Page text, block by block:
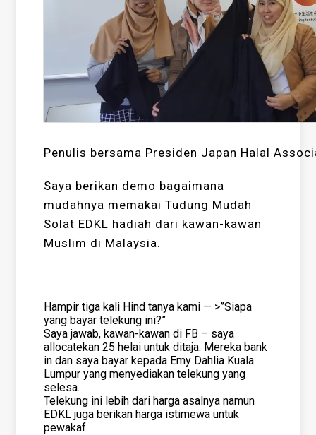
Penulis bersama Presiden Japan Halal
Saya berikan demo bagaimana
mudahnya memakai Tudung Mudah
Solat EDKL hadiah dari kawan-kawan
Muslim di Malaysia.
Hampir tiga kali Hind tanya kami — >”Siapa
yang bayar telekung ini?”
Saya jawab, kawan-kawan di FB – saya
allocatekan 25 helai untuk ditaja. Mereka bank
in dan saya bayar kepada Emy Dahlia Kuala
Lumpur yang menyediakan telekung yang
selesa.
Telekung ini lebih dari harga asalnya namun
EDKL juga berikan harga istimewa untuk
pewakaf.